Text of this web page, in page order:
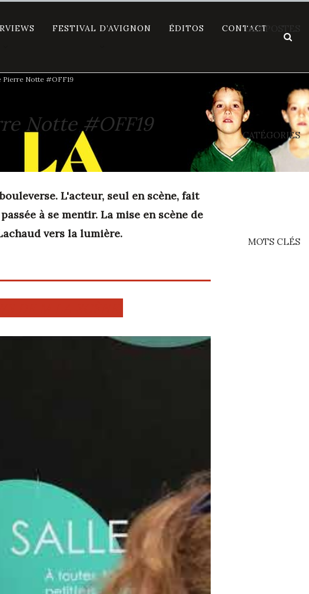
DES POSTES
CATÉGORIES
MOTS CLÉS
FESTIVAL D’AVIGNON ÉDITOS CONTACT
Pierre Notte #OFF19
Notte #OFF19
L'acteur, seul en scène, fait
à se mentir. La mise en scène de
vers la lumière.